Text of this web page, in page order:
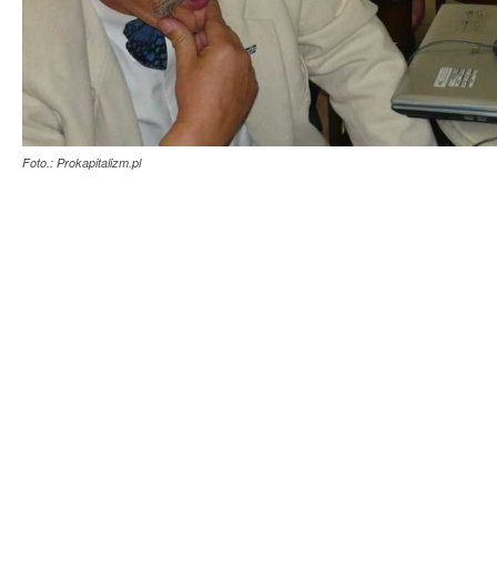
Foto.: Prokapitalizm.pl